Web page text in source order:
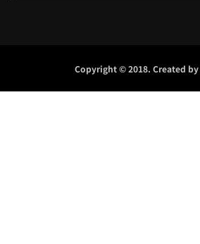
Copyright © 2018. Created by